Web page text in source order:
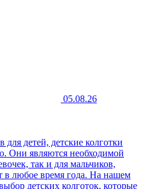
05.08.26
для детей, детские колготки
Они являются необходимой
так и для мальчиков,
в любое время года. На нашем
детских колготок, которые